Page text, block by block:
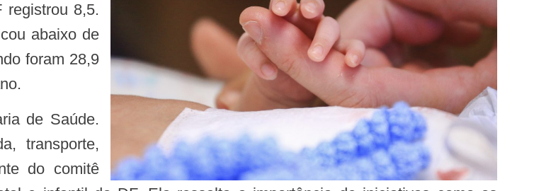
8,5.
abaixo de
foram 28,9
transporte,
do comitê